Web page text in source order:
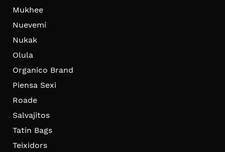
Mukhee
Nuevemí
Nukak
Olula
Organico Brand
Piensa Sexi
Roade
Salvajitos
Tatin Bags
Teixidors